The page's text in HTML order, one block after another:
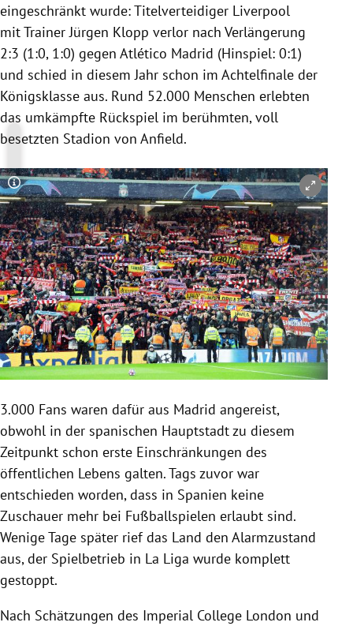
eingeschränkt wurde: Titelverteidiger Liverpool
mit Trainer Jürgen Klopp verlor nach Verlängerung
2:3 (1:0, 1:0) gegen Atlético Madrid (Hinspiel: 0:1)
und schied in diesem Jahr schon im Achtelfinale der
Königsklasse aus. Rund 52.000 Menschen erlebten
das umkämpfte Rückspiel im berühmten, voll
besetzten Stadion von Anfield.
Copyright-Hinweis öffnen/schließen
3.000 Fans waren dafür aus Madrid angereist,
obwohl in der spanischen Hauptstadt zu diesem
Zeitpunkt schon erste Einschränkungen des
öffentlichen Lebens galten. Tags zuvor war
entschieden worden, dass in Spanien keine
Zuschauer mehr bei Fußballspielen erlaubt sind.
Wenige Tage später rief das Land den Alarmzustand
aus, der Spielbetrieb in La Liga wurde komplett
gestoppt.
Nach Schätzungen des Imperial College London und